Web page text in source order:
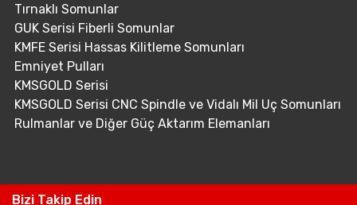
Tırnaklı Somunlar
GUK Serisi Fiberli Somunlar
KMFE Serisi Hassas Kilitleme Somunları
Emniyet Pulları
KMSGOLD Serisi
KMSGOLD Serisi CNC Spindle ve Vidalı Mil Uç Somunları
Rulmanlar ve Diğer Güç Aktarım Elemanları
Bizi Takip Edin